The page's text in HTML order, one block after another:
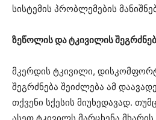
სისტემის პრობლემების
ზეწოლის და ტკივილის
მკერდის ტკივილი,
შეგრძნება შეიძლება ამ
თქვენი სქესის მიუხედავად.